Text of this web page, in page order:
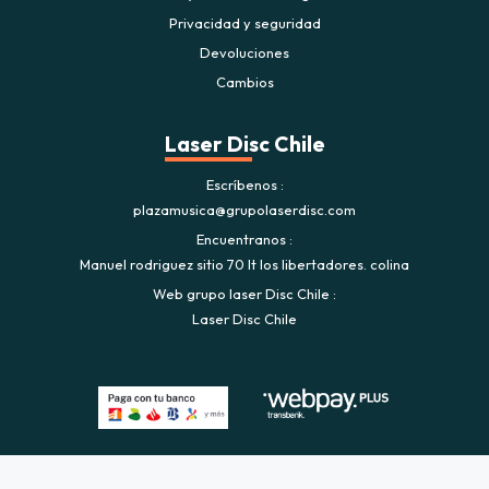
Privacidad y seguridad
Devoluciones
Cambios
Laser Disc Chile
Escríbenos
plazamusica@grupolaserdisc.com
Encuentranos
Manuel rodriguez sitio 70 lt los libertadores. colina
Web grupo laser Disc Chile
Laser Disc Chile